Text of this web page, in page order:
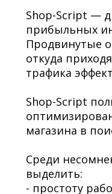
Shop-Script —
прибыльных
Продвинутые
откуда
трафика
Shop-Script
магазина в
Среди
выделить:
- простоту